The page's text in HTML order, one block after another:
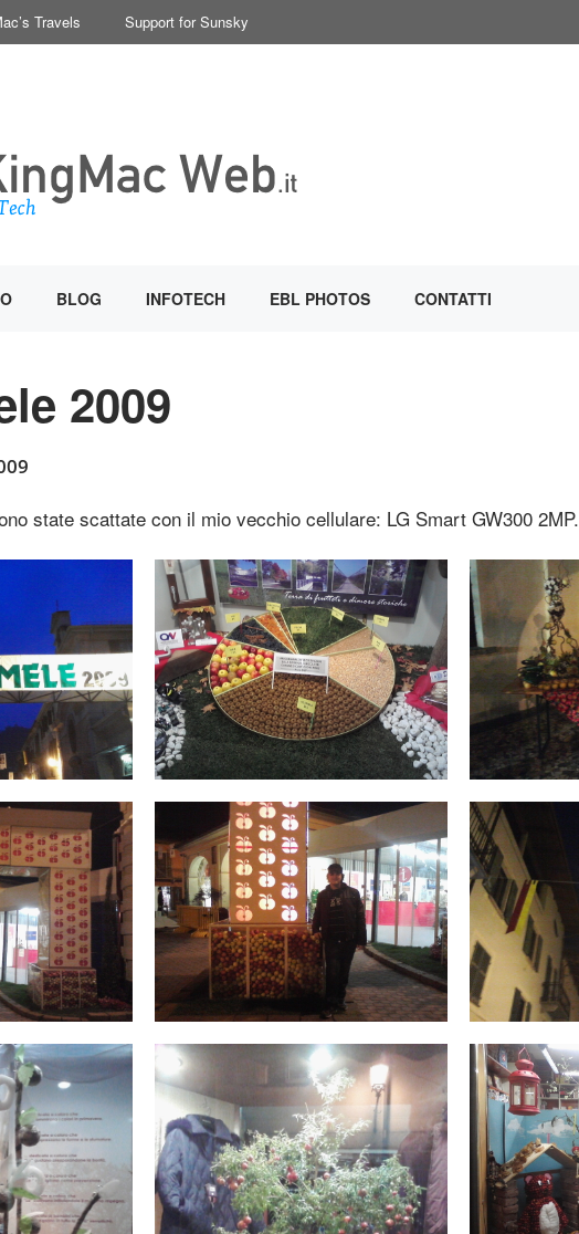
Travels Support for Sunsky
BLOG INFOTECH EBL PHOTOS CONTATTI
2009
state scattate con il mio vecchio cellulare: LG Smart GW300 2MP.